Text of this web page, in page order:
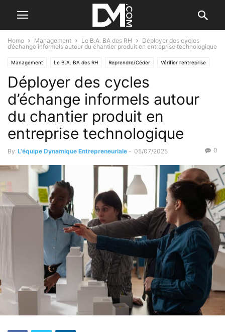
Home Management Le B.A. BA des RH
Déployer des cycles
d’échange informels autour du chantier produit en entreprise technologique
Management Le B.A. BA des RH Reprendre/Céder Vérifier l'entreprise
Déployer des cycles
d’échange informels autour
du chantier produit en
entreprise technologique
By L'équipe Dynamique Entrepreneuriale - 05/07/2025 0